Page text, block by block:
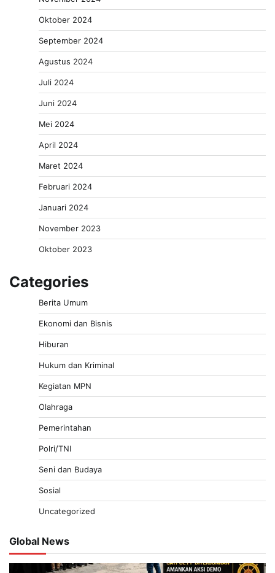
Oktober 2024
September 2024
Agustus 2024
Juli 2024
Juni 2024
Mei 2024
April 2024
Maret 2024
Februari 2024
Januari 2024
November 2023
Oktober 2023
Categories
Berita Umum
Ekonomi dan Bisnis
Hiburan
Hukum dan Kriminal
Kegiatan MPN
Olahraga
Pemerintahan
Polri/TNI
Seni dan Budaya
Sosial
Uncategorized
Global News